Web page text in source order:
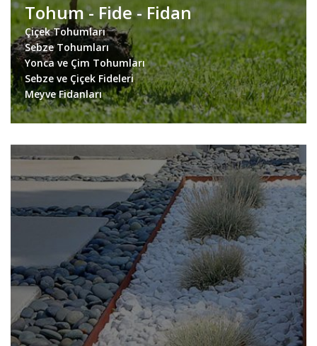
Tohum - Fide - Fidan
Çiçek Tohumları
Sebze Tohumları
Yonca ve Çim Tohumları
Sebze ve Çiçek Fideleri
Meyve Fidanları